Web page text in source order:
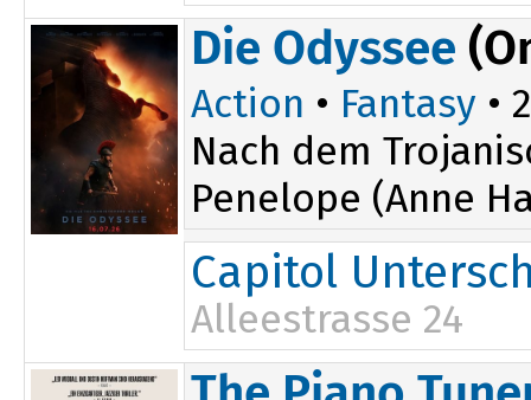
Die Odyssee
Action • Fantasy •
Nach dem
Penelope (Anne
Capitol
Alleestrasse 24